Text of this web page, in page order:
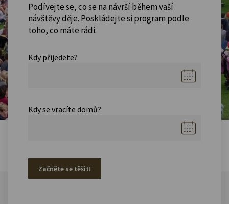
Podívejte se, co se na návrší během vaší
návštěvy děje. Poskládejte si program podle
toho, co máte rádi.
Kdy přijedete?
Kdy se vracíte domů?
Začněte se těšit!